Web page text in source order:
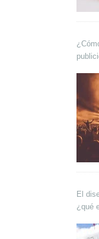
El
¿qué